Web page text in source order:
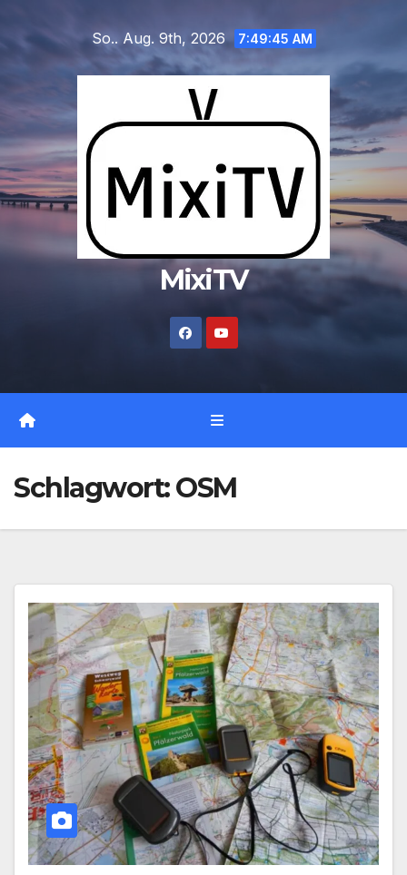
Inhalt
So.. Aug. 9th, 2026 7:49:46 AM
MixiTV
Schlagwort:OSM